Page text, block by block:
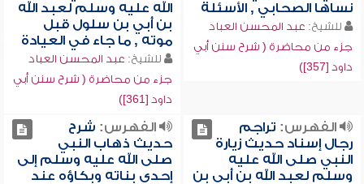
نساها الصحابي , الأسئلة
للشيخ: عبد المحسن العباد
جزء من محاضرة ( شرح سنن أبي
داود [357])
الله عليه وسلم لعبد الله
بن أُبي بن سلول قبل
موته , ما جاء في العيادة
للشيخ: عبد المحسن العباد
جزء من محاضرة ( شرح سنن أبي
داود [361])
الفهرس: تراجم
رجال إسناد حديث زيارة
النبي صلى الله عليه
وسلم لعبد الله بن أُبي بن
الفهرس: شرح
حديث ذهاب النبي
صلى الله عليه وسلم إلى
إحدى بناته وبكاؤه عند